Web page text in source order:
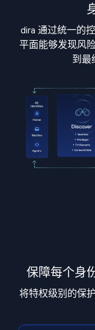
dira 通过统一的
平面能够发现风
到最
保障每个身
将特权级别的保